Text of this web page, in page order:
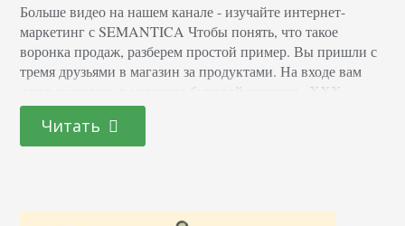
Больше видео на нашем канале - изучайте интернет-
маркетинг с SEMANTICA Чтобы понять, что такое
воронка продаж, разберем простой пример. Вы пришли с
тремя друзьями в магазин за продуктами. На входе вам
дают листовки: в магазине бытовой техники «ХХХ»
скидки 50% (ваше внимание привлекли). Один друг
отказывается даже взять флаер, так как ему ничего не
нужно: -1 человек. Вы идете дальше…
Читать